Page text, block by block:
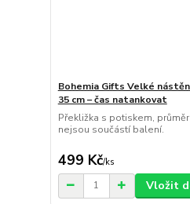
Bohemia Gifts Velké
35 cm – čas natankovat
Překližka s potiskem,
nejsou součástí balení.
499 Kč/ks
Vložit